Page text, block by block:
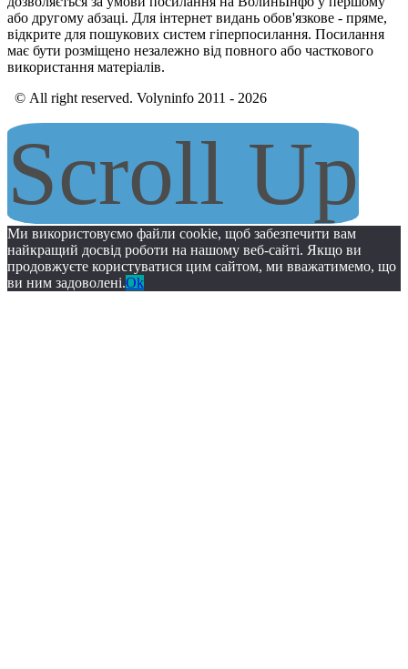
або другому абзаці. Для інтернет видань обов'язкове - пряме,
відкрите для пошукових систем гіперпосилання. Посилання
має бути розміщено незалежно від повного або часткового
використання матеріалів.
© All right reserved. Volyninfo 2011 - 2026
Scroll Up
Ми використовуємо файли cookie, щоб забезпечити вам
найкращий досвід роботи на нашому веб-сайті. Якщо ви
продовжуєте користуватися цим сайтом, ми вважатимемо, що
ви ним задоволені.Ok